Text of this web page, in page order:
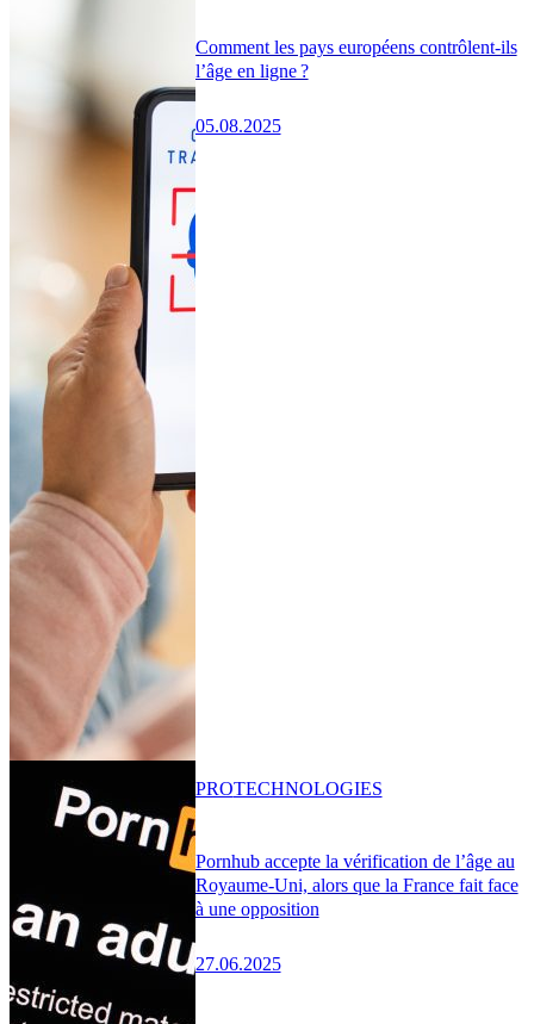
Comment les pays européens contrôlent-ils
l’âge en ligne ?
05.08.2025
Pornhub accepte la vérification de l’âge au
Royaume-Uni, alors que la France fait face
à une opposition
27.06.2025
PROTECHNOLOGIES